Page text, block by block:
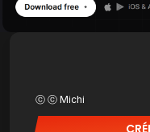
ⓒ ⓒ Michi